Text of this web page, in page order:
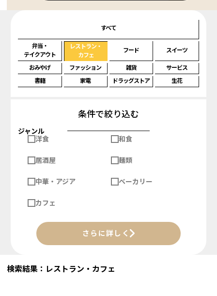
すべて
弁当・
テイクアウト
レストラン・
カフェ
フード スイーツ
おみやげ ファッション 雑貨
サービス
書籍
家電 ドラッグストア 生花
条件で絞り込む
ジャンル
洋食
和食
居酒屋 麺類
中華・アジア ベーカリー
カフェ
さらに詳しく
検索結果：レストラン・カフェ